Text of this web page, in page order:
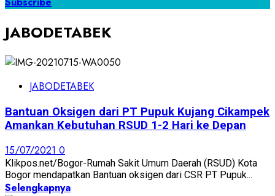
JABODETABEK
JABODETABEK
Bantuan Oksigen dari PT Pupuk Kujang Cikampek
Amankan Kebutuhan RSUD 1-2 Hari ke Depan
15/07/2021 0
Klikpos.net/Bogor-Rumah Sakit Umum Daerah (RSUD) Kota
Bogor mendapatkan Bantuan oksigen dari CSR PT Pupuk...
Selengkapnya